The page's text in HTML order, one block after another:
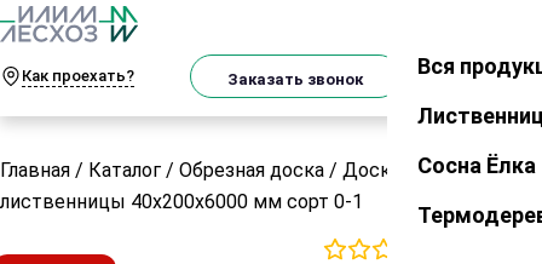
Как проехать? Заказать звонок Закрыть
Вся
Сосна Ёлка
Главная / Каталог / Обрезная доска / Доска обрезная из
лиственницы 40х200х6000 мм сорт 0-1